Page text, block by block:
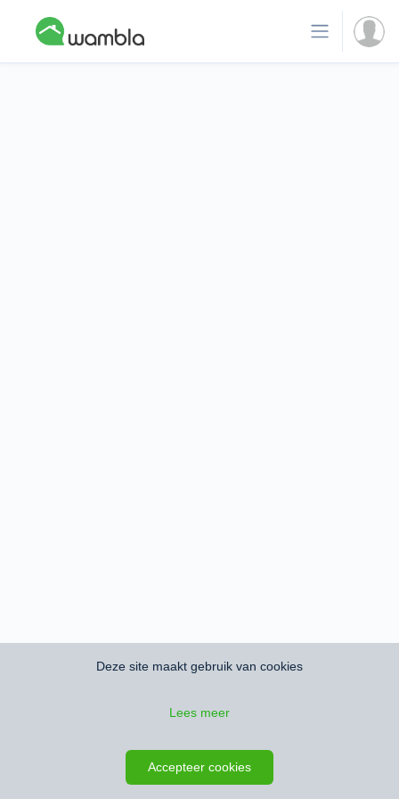
Deze site maakt gebruik van cookies
Lees meer
Accepteer cookies